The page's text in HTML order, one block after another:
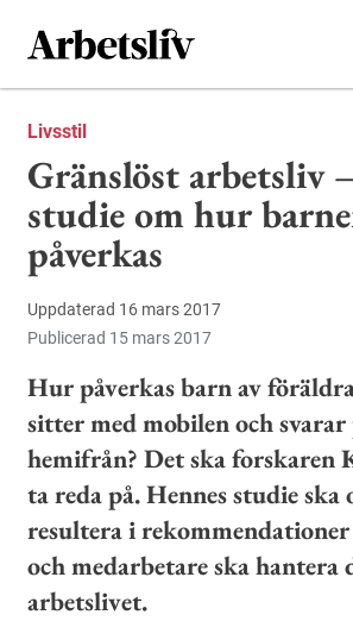
Hoppa till huvudinnehållet
Livsstil
Gränslöst arbetsliv
studie om hur
påverkas
Uppdaterad 16 mars 2017
Publicerad 15 mars 2017
Hur påverkas barn av
sitter med mobilen och
hemifrån? Det ska forskaren
ta reda på. Hennes studie ska
resultera i
och medarbetare ska hantera
arbetslivet.